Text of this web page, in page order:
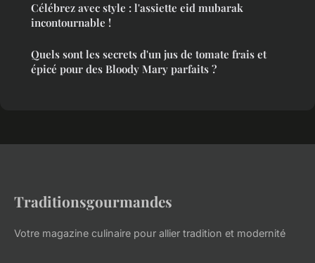
Célébrez avec style : l'assiette eid mubarak
incontournable !
Quels sont les secrets d'un jus de tomate frais et
épicé pour des Bloody Mary parfaits ?
Traditionsgourmandes
Votre magazine culinaire pour allier tradition et modernité